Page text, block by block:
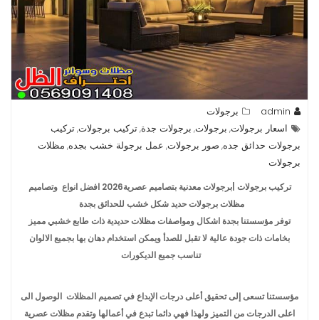
admin
برجولات
اسعار برجولات, برجولات, برجولات جدة,تركيب برجولات,تركيب
برجولات حدائق جده, صور برجولات, عمل برجولة خشب بجده, مظلات
برجولات
تركيب برجولات |برجولات معدنية بتصاميم عصرية2026 افضل انواع وتصاميم
مظلات برجولات حديد شكل خشب للحدائق بجدة
توفر مؤسستنا بجدة اشكال ومواصفات مظلات حديدية ذات طابع خشبي مميز
بخامات ذات جودة عالية لا تقبل للصدأ ويمكن استخدام دهان بها بجميع الالوان
تناسب جميع الديكورات
مؤسستنا تسعى إلى تحقيق أعلى درجات الإبداع في تصميم المظلات الوصول الى
اعلى الدرجات من التميز ولهذا فهي دائما تبدع في أعمالها وتقدم مظلات عصرية